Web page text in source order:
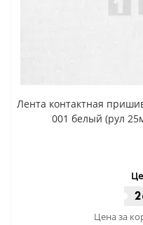
Лента контактная
001 белый (рул
Цена за